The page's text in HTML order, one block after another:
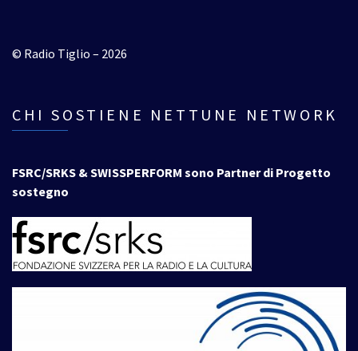
© Radio Tiglio – 2026
CHI SOSTIENE NETTUNE NETWORK
FSRC/SRKS & SWISSPERFORM sono Partner di Progetto
sostegno